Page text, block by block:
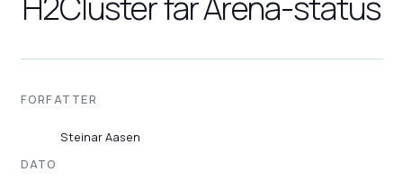
FORFATTER
Steinar Aasen
DATO